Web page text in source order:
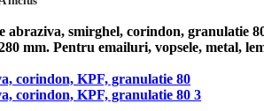
abraziva, smirghel, corindon, granulatie
mm. Pentru emailuri, vopsele, metal,